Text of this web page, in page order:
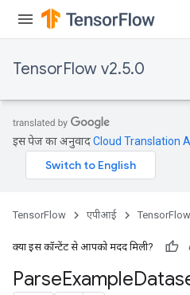
TensorFlow v2.5.0
इस पेज का अनुवादCloud Translation
TensorFlow एपीआई
क्या इस कॉन्टेंट से आपको मदद मिली?
ParseExample